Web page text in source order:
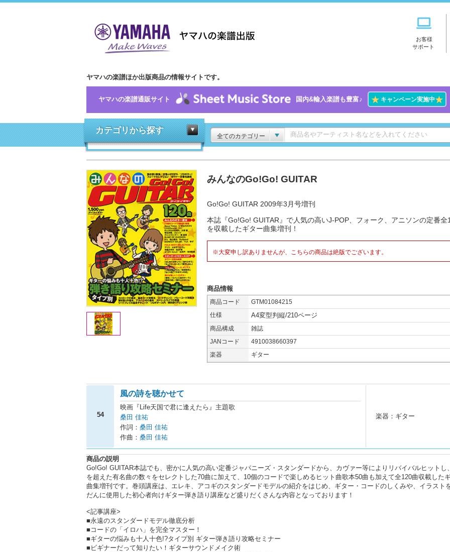
お客様
サポート
ヤマハの楽譜ほか出版商品の情報サイトです。
ヤマハの楽譜通販サイト 国内&輸入楽譜も豊富♪ ★キャンペーン実施中★
カテゴリから探す
全てのカテゴリー
みんなのGo!Go! GUITAR
Go!Go! GUITAR 2009年3月号増刊
本誌『Go!Go! GUITAR』で人気の高いJ-POP、フォーク、アニソンの定番全
を収載したギター曲集増刊！
※大変申し訳ありませんが、こちらの商品は絶版でございます。
商品情報
商品コード
GTM01084215
仕様
A4変型判縦/210ページ
商品構成
雑誌
JANコード
4910038660397
楽器
ギター
54
風の詩を聴かせて
映画『Life天国で君に逢えたら』主題歌
桑田 佳祐
作詞： 桑田 佳祐
作曲： 桑田 佳祐
楽器：ギター
商品の説明
Go!Go! GUITAR本誌でも、密かに人気の高い定番ジャパニーズ・スタンダードから、カヴァー等によりリバイバルヒットし
を超えた有名曲の数々をセレクトした70曲に加えて、10個のコードで楽しめるヒット曲歌本50曲も加えて全120曲収載した
曲集増刊です。巻頭講座は、エレキ、アコギのスタンダードモデルの紹介をはじめ、ギター・コードのしくみや、イラスト
だんに使用した初心者向けギター弾き語り講座など盛りだくさんな内容となっております！
<記事講座>
■永遠のスタンダードモデル徹底分析
■コードの「イロハ」を完全マスター！
■ギターの悩みも十人十色!?タイプ別 ギター弾き語り攻略セミナー
■ビギナーだって知りたい！ギターサウンドメイク術